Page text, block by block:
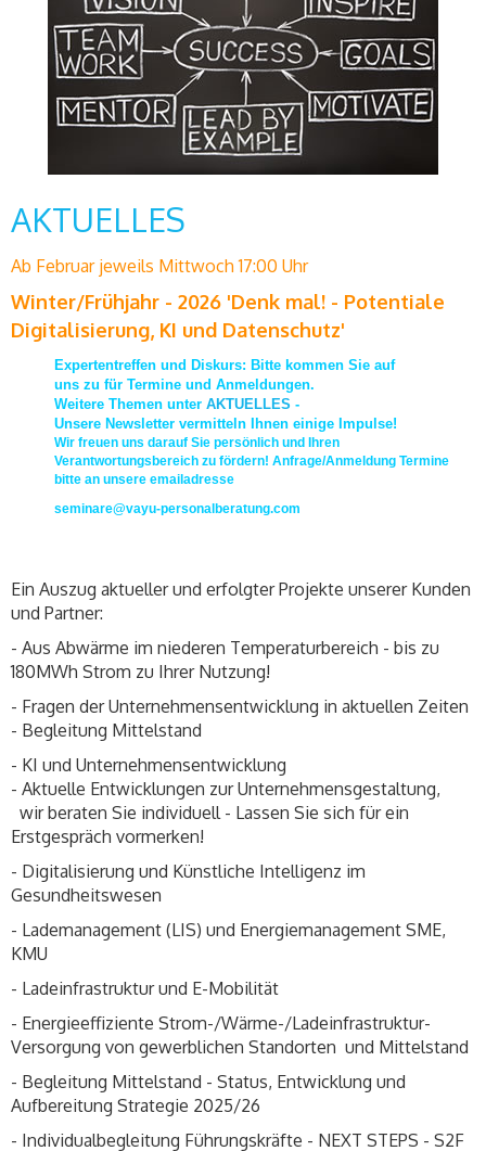
AKTUELLES
Ab Februar jeweils Mittwoch 17:00 Uhr
Winter/Frühjahr - 2026 'Denk mal! - Potentiale
Digitalisierung, KI und Datenschutz'
Expertentreffen und Diskurs: Bitte kommen Sie auf
uns zu für Termine und Anmeldungen.
Weitere Themen unter AKTUELLES -
Unsere Newsletter vermitteln Ihnen einige Impulse!
Wir freuen uns darauf Sie persönlich und Ihren
Verantwortungsbereich zu fördern! Anfrage/Anmeldung Termine
bitte an unsere emailadresse
seminare@vayu-personalberatung.com
Ein Auszug aktueller und erfolgter Projekte unserer Kunden
und Partner:
- Aus Abwärme im niederen Temperaturbereich - bis zu
180MWh Strom zu Ihrer Nutzung!
- Fragen der Unternehmensentwicklung in aktuellen Zeiten
- Begleitung Mittelstand
- KI und Unternehmensentwicklung
- Aktuelle Entwicklungen zur Unternehmensgestaltung,
wir beraten Sie individuell - Lassen Sie sich für ein
Erstgespräch vormerken!
- Digitalisierung und Künstliche Intelligenz im
Gesundheitswesen
- Lademanagement (LIS) und Energiemanagement SME,
KMU
- Ladeinfrastruktur und E-Mobilität
- Energieeffiziente Strom-/Wärme-/Ladeinfrastruktur-
Versorgung von gewerblichen Standorten und Mittelstand
- Begleitung Mittelstand - Status, Entwicklung und
Aufbereitung Strategie 2025/26
- Individualbegleitung Führungskräfte - NEXT STEPS - S2F